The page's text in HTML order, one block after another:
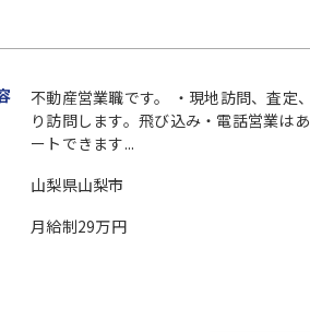
不動産営業職です。 ・現地訪問、査
り訪問します。飛び込み・電話営業は
ートできます...
山梨県山梨市
月給制29万円